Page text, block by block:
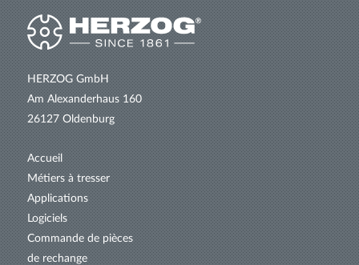
HERZOG GmbH
Am Alexanderhaus 160
26127 Oldenburg
Accueil
Métiers à tresser
Applications
Logiciels
Commande de pièces
de rechange